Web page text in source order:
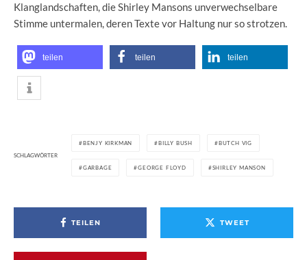
Klanglandschaften, die Shirley Mansons unverwechselbare
Stimme untermalen, deren Texte vor Haltung nur so strotzen.
teilen teilen teilen
SCHLAGWÖRTER
BENJY KIRKMAN BILLY BUSH BUTCH VIG
GARBAGE GEORGE FLOYD SHIRLEY MANSON
TEILEN TWEET